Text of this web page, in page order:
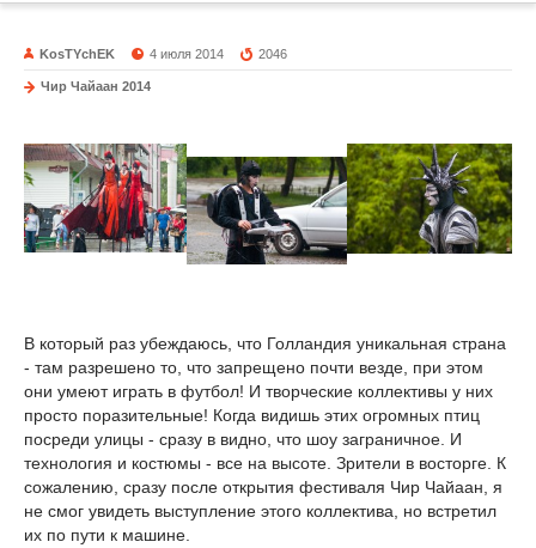
KosTYchEK 4 июля 2014 2046
Чир Чайаан 2014
В который раз убеждаюсь, что Голландия уникальная страна
- там разрешено то, что запрещено почти везде, при этом
они умеют играть в футбол! И творческие коллективы у них
просто поразительные! Когда видишь этих огромных птиц
посреди улицы - сразу в видно, что шоу заграничное. И
технология и костюмы - все на высоте. Зрители в восторге. К
сожалению, сразу после открытия фестиваля Чир Чайаан, я
не смог увидеть выступление этого коллектива, но встретил
их по пути к машине.